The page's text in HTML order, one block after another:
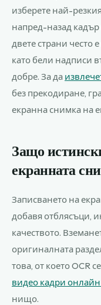
изберете най-
напред-назад
двете страни често
като бели надписи
добре. За да
без прекодиране,
екранна снимка на
Защо
екранната
Записването на
добавя отблясъци,
качеството.
оригиналната
това, от което OCR
видео кадри
нищо.